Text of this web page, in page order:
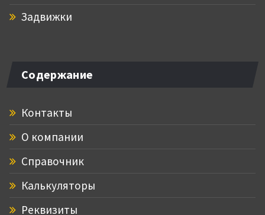
Задвижки
Содержание
Контакты
О компании
Справочник
Калькуляторы
Реквизиты